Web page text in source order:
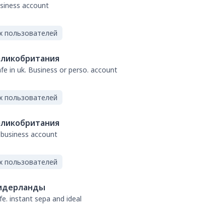
account
пользователей
in uk. Business or perso. account
пользователей
account
пользователей
instant sepa and ideal